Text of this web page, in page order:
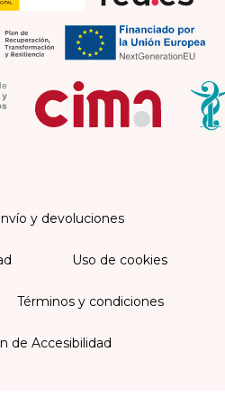
y devoluciones
Uso de cookies
Términos y condiciones
de Accesibilidad